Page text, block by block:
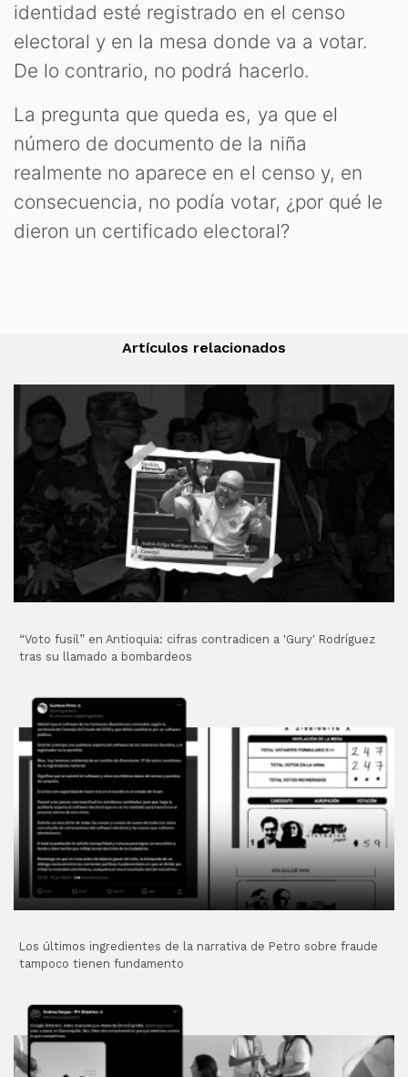
identidad esté registrado en el censo
electoral y en la mesa donde va a votar.
De lo contrario, no podrá hacerlo.
La pregunta que queda es, ya que el
número de documento de la niña
realmente no aparece en el censo y, en
consecuencia, no podía votar, ¿por qué le
dieron un certificado electoral?
Artículos relacionados
“Voto fusil” en Antioquia: cifras contradicen a 'Gury' Rodríguez
tras su llamado a bombardeos
Los últimos ingredientes de la narrativa de Petro sobre fraude
tampoco tienen fundamento